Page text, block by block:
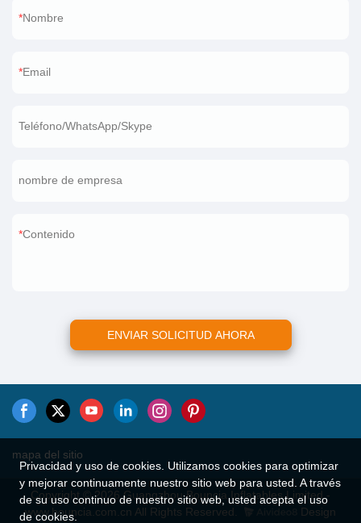
Nombre
Email
Teléfono/WhatsApp/Skype
nombre de empresa
Contenido
ENVIAR SOLICITUD AHORA
mapa del sitio
Copyright © 2026 Guangzhou Bouncia Inflatables Limited -
www.bouncia.com.cn All Rights Reserved.
Design
Privacidad y uso de cookies. Utilizamos cookies para optimizar
y mejorar continuamente nuestro sitio web para usted. A través
de su uso continuo de nuestro sitio web, usted acepta el uso
de cookies.